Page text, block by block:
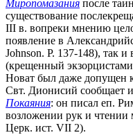
Миропомазания после
существование
III в. вопреки мнению
появление в
Johnson. P. 137-148), так
(крещенный
Новат был даже допущен
Свт. Дионисий сообщает
Покаяния: он писал еп.
возложении рук и
Церк. ист. VII 2).